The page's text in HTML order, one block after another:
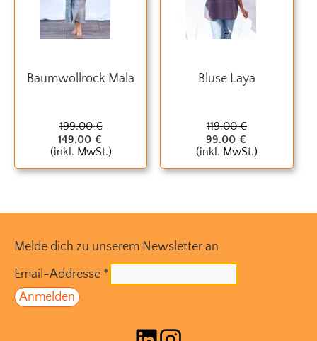
Baumwollrock Mala
199.00 €
149.00 €
(inkl. MwSt.)
Bluse Laya
119.00 €
99.00 €
(inkl. MwSt.)
Melde dich zu unserem Newsletter an
Email-Addresse *